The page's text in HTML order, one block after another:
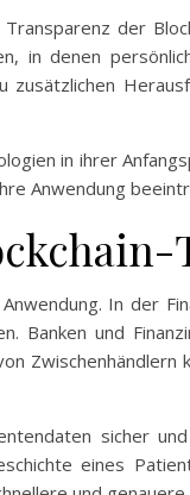
der
in denen
in ihrer
Anwendung
In der
Banken und
sicher
eines